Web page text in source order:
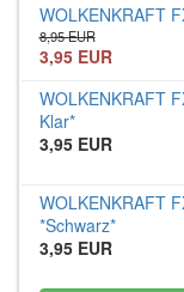
WOLKENKRAFT
8,95 EUR
3,95 EUR
WOLKENKRAFT
Klar*
3,95 EUR
WOLKENKRAFT
*Schwarz*
3,95 EUR